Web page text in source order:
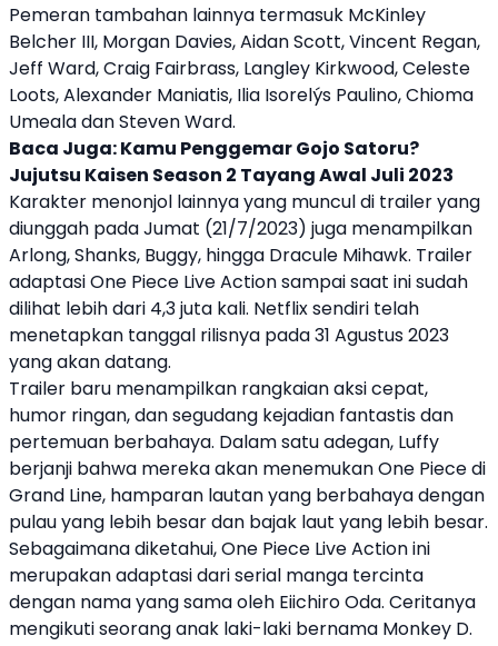
Pemeran tambahan lainnya termasuk McKinley
Belcher III, Morgan Davies, Aidan Scott, Vincent Regan,
Jeff Ward, Craig Fairbrass, Langley Kirkwood, Celeste
Loots, Alexander Maniatis, Ilia Isorelýs Paulino, Chioma
Umeala dan Steven Ward.
Baca Juga:Kamu Penggemar Gojo Satoru?
Jujutsu Kaisen Season 2 Tayang Awal Juli 2023
Karakter menonjol lainnya yang muncul di trailer yang
diunggah pada Jumat (21/7/2023) juga menampilkan
Arlong, Shanks, Buggy, hingga Dracule Mihawk. Trailer
adaptasiOne Piece Live Actionsampai saat ini sudah
dilihat lebih dari 4,3 juta kali. Netflixsendiri telah
menetapkan tanggal rilisnya pada 31 Agustus 2023
yang akan datang.
Trailer baru menampilkan rangkaian aksi cepat,
humor ringan, dan segudang kejadian fantastis dan
pertemuan berbahaya. Dalam satu adegan, Luffy
berjanji bahwa mereka akan menemukanOne Piecedi
Grand Line, hamparan lautan yang berbahaya dengan
pulau yang lebih besar dan bajak laut yang lebih besar.
Sebagaimana diketahui,One Piece Live Actionini
merupakan adaptasi dari serial manga tercinta
dengan nama yang sama oleh Eiichiro Oda. Ceritanya
mengikuti seorang anak laki-laki bernama Monkey D.